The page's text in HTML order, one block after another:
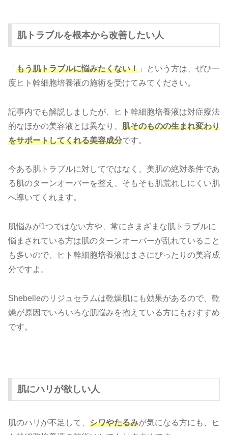
肌トラブルを根本から改善したい人
「 もう肌トラブルに悩みたくない！ 」という方は、ぜひ一
度ヒト幹細胞培養液の施術を受けてみてください。
記事内でも解説しましたが、ヒト幹細胞培養液は対症療法
的なほかの美容液とは異なり、 肌そのものの生まれ変わり
をサポートしてくれる美容成分です。
今ある肌トラブルに対してではなく、美肌の絶対条件であ
る肌のターンオーバーを整え、そもそも肌荒れしにくい肌
へ導いてくれます。
肌悩みが1つではない方や、常にさまざまな肌トラブルに
悩まされている方は肌のターンオーバーが乱れていること
も多いので、ヒト幹細胞培養液はまさにぴったりの美容成
分ですよ。
Shebelleのリジュセラムは乾燥肌にも効果があるので、乾
燥が原因でいろいろな肌悩みを抱えている方にもおすすめ
です。
肌にハリが欲しい人
肌のハリが不足して、 シワやたるみが気になる方にも、ヒ